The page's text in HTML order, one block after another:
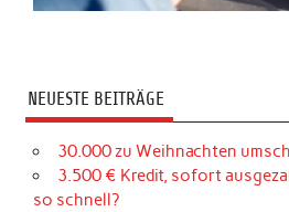
NEUESTE BEITRÄGE
30.000 zu Weihnachten
3.500 € Kredit, sofort
so schnell?